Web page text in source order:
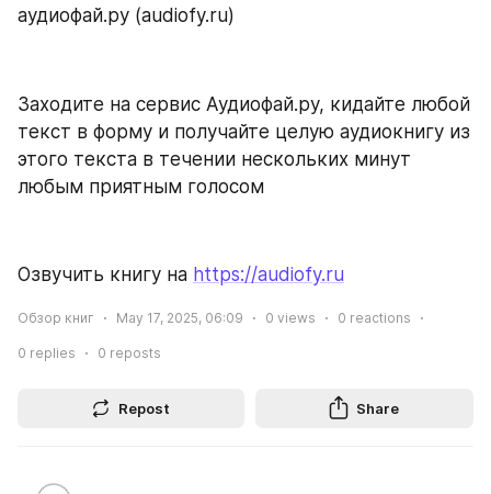
аудиофай.ру (audiofy.ru)
Заходите на сервис Аудиофай.ру, кидайте любой
текст в форму и получайте целую аудиокнигу из
этого текста в течении нескольких минут
любым приятным голосом
Озвучить книгу на https://audiofy.ru
Обзор книг May 17, 2025, 06:09 0 views 0 reactions
0 replies 0 reposts
Repost Share